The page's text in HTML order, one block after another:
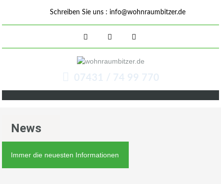
Schreiben Sie uns : info@wohnraumbitzer.de
07431 / 74 99 770
News
Immer die neuesten Informationen